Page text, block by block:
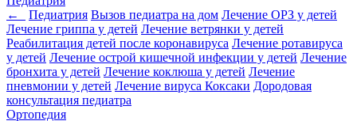
←
Педиатрия Вызов педиатра на дом Лечение ОРЗ у детей
Лечение гриппа у детей Лечение ветрянки у детей
Реабилитация детей после коронавируса Лечение ротавируса
у детей Лечение острой кишечной инфекции у детей Лечение
бронхита у детей Лечение коклюша у детей Лечение
пневмонии у детей Лечение вируса Коксаки Дородовая
консультация педиатра
Ортопедия